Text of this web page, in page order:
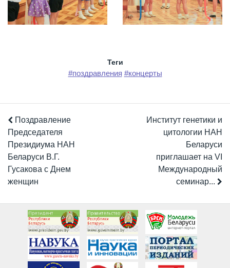
Теги
#поздравления #концерты
Поздравление
Председателя
Президиума НАН
Беларуси В.Г.
Гусакова с Днем
женщин
Институт генетики и
цитологии НАН
Беларуси
приглашает на VI
Международный
семинар...